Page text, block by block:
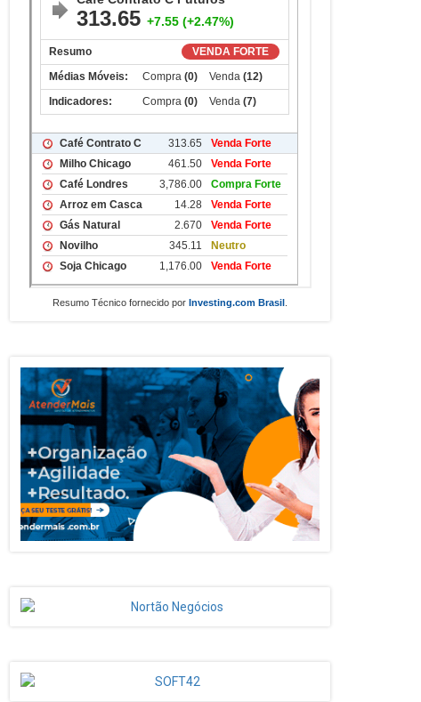
Resumo Técnico fornecido por Investing.com Brasil